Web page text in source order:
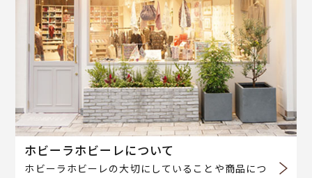
ホビーラホビーレについて
ホビーラホビーレの大切にしていることや商品につ